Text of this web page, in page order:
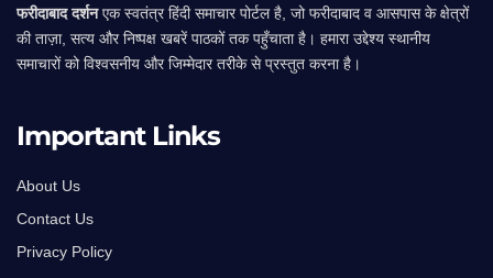
फरीदाबाद दर्शनएक स्वतंत्र हिंदी समाचार पोर्टल है, जो फरीदाबाद व आसपास के क्षेत्रों
की ताज़ा, सत्य और निष्पक्ष खबरें पाठकों तक पहुँचाता है। हमारा उद्देश्य स्थानीय
समाचारों को विश्वसनीय और जिम्मेदार तरीके से प्रस्तुत करना है।
Important Links
About Us
Contact Us
Privacy Policy